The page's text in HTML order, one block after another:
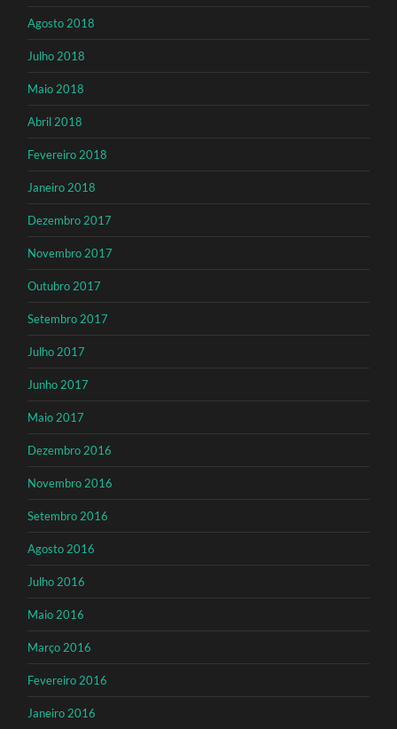
Agosto 2018
Julho 2018
Maio 2018
Abril 2018
Fevereiro 2018
Janeiro 2018
Dezembro 2017
Novembro 2017
Outubro 2017
Setembro 2017
Julho 2017
Junho 2017
Maio 2017
Dezembro 2016
Novembro 2016
Setembro 2016
Agosto 2016
Julho 2016
Maio 2016
Março 2016
Fevereiro 2016
Janeiro 2016